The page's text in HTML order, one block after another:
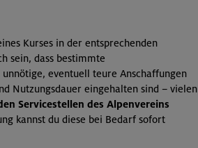
Kurses in der entsprechenden
sein, dass bestimmte
eventuell teure Anschaffungen
Nutzungsdauer eingehalten sind – vielen
Servicestellen des Alpenvereins
kannst du diese bei Bedarf sofort